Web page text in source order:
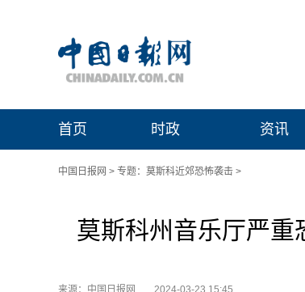
首页 时政 资讯
中国日报网 > 专题：莫斯科近郊恐怖袭击 >
莫斯科州音乐厅严重
来源：中国日报网 2024-03-23 15:45